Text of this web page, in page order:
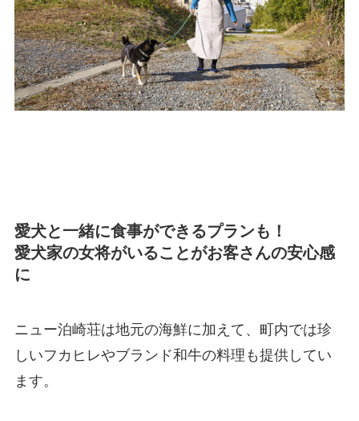
愛犬と一緒に食事ができるプランも！
愛犬家の女将がいることがお客さんの安心感
に
ニュー泊崎荘は地元の海鮮に加えて、町内では珍
しいフカヒレやブランド和牛の料理も提供してい
ます。